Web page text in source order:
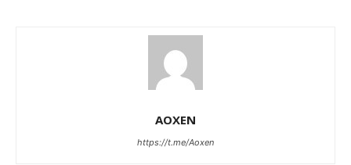
AOXEN
https://t.me/Aoxen